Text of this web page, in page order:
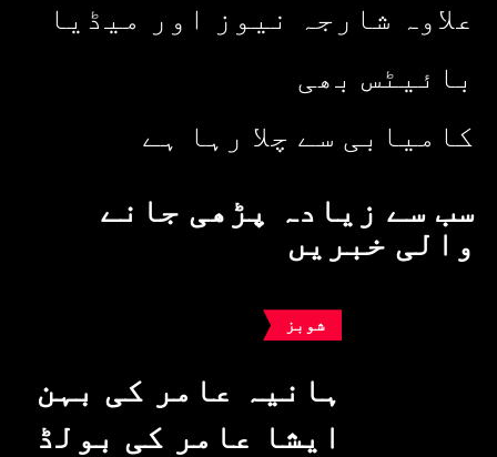
علاوہ شارجہ نیوز اور میڈیا
بائیٹس بھی
کامیابی سے چلا رہا ہے
سب سے زیادہ پڑھی جانے
والی خبریں
شوبز
ہانیہ عامر کی بہن
ایشا عامر کی بولڈ